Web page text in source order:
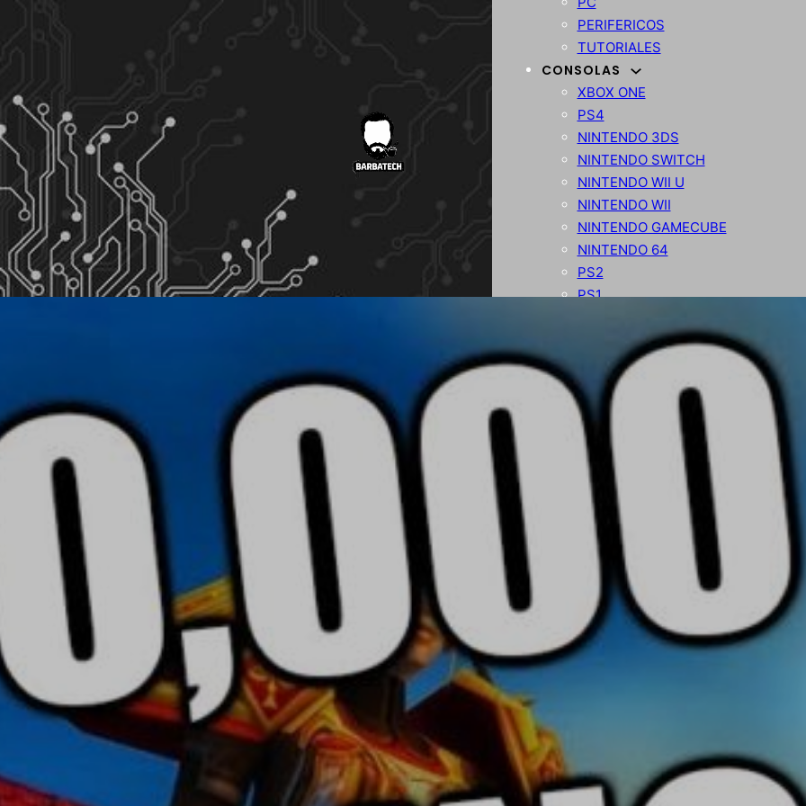
PERIFERICOS
TUTORIALES
CONSOLAS
XBOX ONE
PS4
NINTENDO 3DS
NINTENDO SWITCH
NINTENDO WII U
NINTENDO WII
NINTENDO GAMECUBE
NINTENDO 64
PS2
PS1
PRODUCTOS
OFERTAS
VARIOS
CINE
COMPARATIVA
ENTRETENIMIENTO
MUSICA
NOTICIAS
OTROS
SALUD
CÓDIGOS DE PROGRAMACIÓN